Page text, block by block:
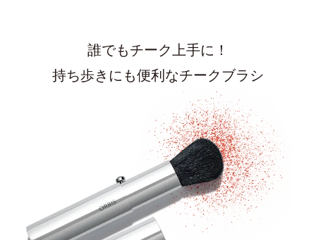
誰でもチーク上手に！
持ち歩きにも便利なチークブラシ